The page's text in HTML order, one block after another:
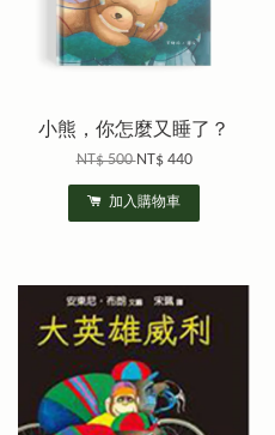
小熊，你怎麼又睡了？
NT$ 500NT$ 440
加入購物車